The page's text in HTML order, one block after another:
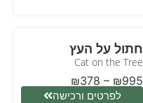
חתול על העץ
Cat on the Tree
₪378 – ₪995
לפרטים ורכישה